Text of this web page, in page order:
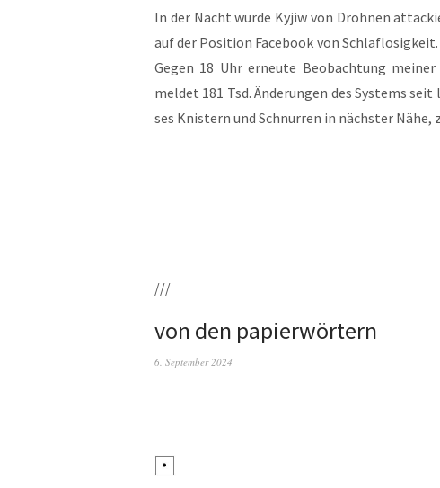
In der Nacht wur­de Kyjiw von Droh­nen
auf der Posi­ti­on Face­book von
Gegen 18 Uhr erneu­te Beob­ach­tung
mel­det 181 Tsd. Ände­run­gen des Sys­tems
ses Knis­tern und Schnur­ren in nächs­ter
///
von den papierwörtern
6. September 2024